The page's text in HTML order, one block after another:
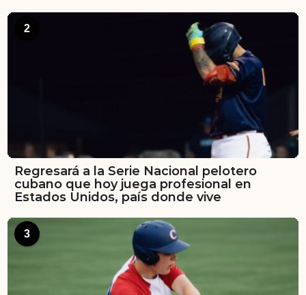
2
Regresará a la Serie Nacional pelotero
cubano que hoy juega profesional en
Estados Unidos, país donde vive
3